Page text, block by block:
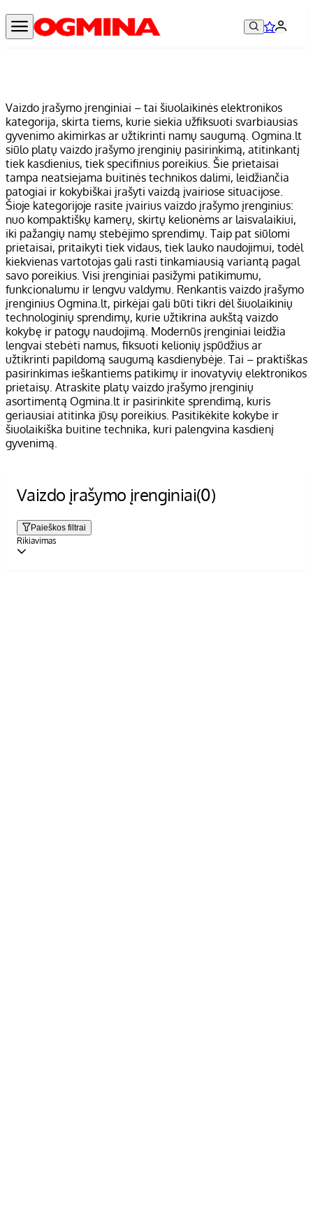
Vaizdo įrašymo įrenginiai – tai šiuolaikinės elektronikos
kategorija, skirta tiems, kurie siekia užfiksuoti svarbiausias
gyvenimo akimirkas ar užtikrinti namų saugumą. Ogmina.lt
siūlo platų vaizdo įrašymo įrenginių pasirinkimą, atitinkantį
tiek kasdienius, tiek specifinius poreikius. Šie prietaisai
tampa neatsiejama buitinės technikos dalimi, leidžiančia
patogiai ir kokybiškai įrašyti vaizdą įvairiose situacijose.
Šioje kategorijoje rasite įvairius vaizdo įrašymo įrenginius:
nuo kompaktiškų kamerų, skirtų kelionėms ar laisvalaikiui,
iki pažangių namų stebėjimo sprendimų. Taip pat siūlomi
prietaisai, pritaikyti tiek vidaus, tiek lauko naudojimui, todėl
kiekvienas vartotojas gali rasti tinkamiausią variantą pagal
savo poreikius. Visi įrenginiai pasižymi patikimumu,
funkcionalumu ir lengvu valdymu. Renkantis vaizdo įrašymo
įrenginius Ogmina.lt, pirkėjai gali būti tikri dėl šiuolaikinių
technologinių sprendimų, kurie užtikrina aukštą vaizdo
kokybę ir patogų naudojimą. Modernūs įrenginiai leidžia
lengvai stebėti namus, fiksuoti kelionių įspūdžius ar
užtikrinti papildomą saugumą kasdienybėje. Tai – praktiškas
pasirinkimas ieškantiems patikimų ir inovatyvių elektronikos
prietaisų. Atraskite platų vaizdo įrašymo įrenginių
asortimentą Ogmina.lt ir pasirinkite sprendimą, kuris
geriausiai atitinka jūsų poreikius. Pasitikėkite kokybe ir
šiuolaikiška buitine technika, kuri palengvina kasdienį
gyvenimą.
Vaizdo įrašymo įrenginiai(0)
Paieškos filtrai
Rikiavimas